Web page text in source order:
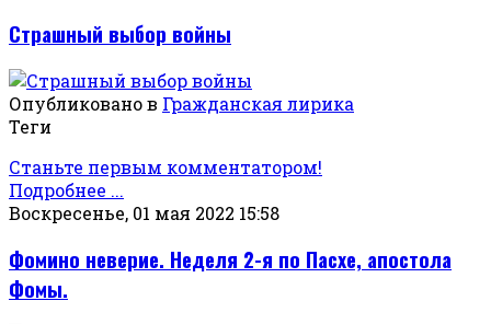
Страшный выбор войны
Опубликовано в Гражданская лирика
Теги
Станьте первым комментатором!
Подробнее ...
Воскресенье, 01 мая 2022 15:58
Фомино неверие. Неделя 2-я по Пасхе, апостола
Фомы.